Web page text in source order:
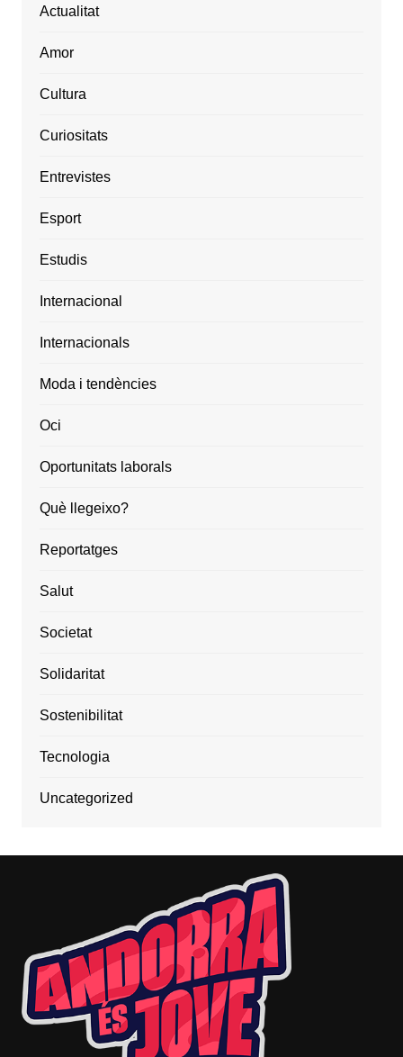
Actualitat
Amor
Cultura
Curiositats
Entrevistes
Esport
Estudis
Internacional
Internacionals
Moda i tendències
Oci
Oportunitats laborals
Què llegeixo?
Reportatges
Salut
Societat
Solidaritat
Sostenibilitat
Tecnologia
Uncategorized